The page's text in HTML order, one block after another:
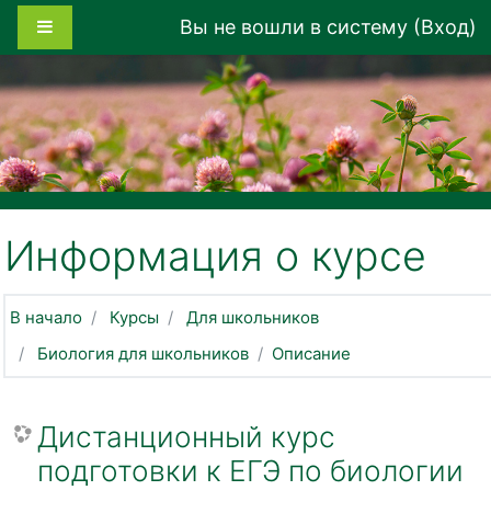
Перейти к основному содержанию
Вы не вошли в систему (Вход)
Информация о курсе
В начало Курсы
Для школьников
Биология для школьников
Описание
Дистанционный курс
подготовки к ЕГЭ по биологии